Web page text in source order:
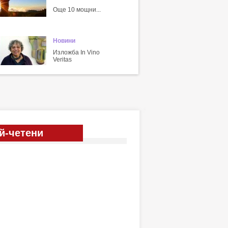
Още 10 мощни...
Новини
Изложба In Vino
Veritas
четени